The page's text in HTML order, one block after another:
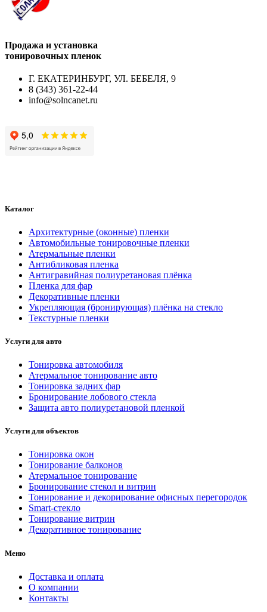
Продажа и установка
тонировочных пленок
Г. ЕКАТЕРИНБУРГ, УЛ. БЕБЕЛЯ, 9
8 (343) 361-22-44
info@solncanet.ru
Каталог
Архитектурные (оконные) пленки
Автомобильные тонировочные пленки
Атермальные пленки
Антибликовая пленка
Антигравийная полиуретановая плёнка
Пленка для фар
Декоративные пленки
Укрепляющая (бронирующая) плёнка на стекло
Текстурные пленки
Услуги для авто
Тонировка автомобиля
Атермальное тонирование авто
Тонировка задних фар
Бронирование лобового стекла
Защита авто полиуретановой пленкой
Услуги для объектов
Тонировка окон
Тонирование балконов
Атермальное тонирование
Бронирование стекол и витрин
Тонирование и декорирование офисных перегородок
Smart-стекло
Тонирование витрин
Декоративное тонирование
Меню
Доставка и оплата
О компании
Контакты